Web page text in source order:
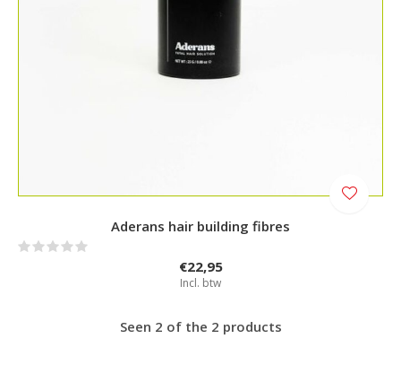
Aderans hair building fibres
€22,95
Incl. btw
Seen 2 of the 2 products